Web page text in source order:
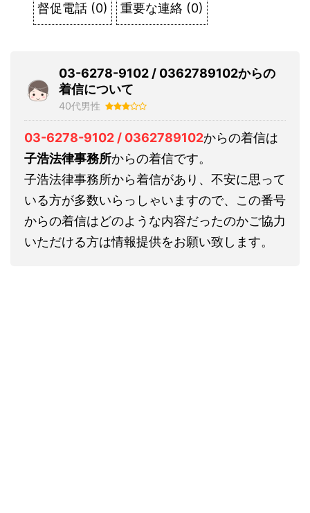
督促電話 (0) 重要な連絡 (0)
03-6278-9102 / 0362789102からの
着信について
40代男性
03-6278-9102 / 0362789102からの着信は
子浩法律事務所からの着信です。
子浩法律事務所から着信があり、不安に思って
いる方が多数いらっしゃいますので、この番号
からの着信はどのような内容だったのかご協力
いただける方は情報提供をお願い致します。